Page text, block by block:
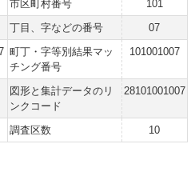
市区町村番号
101
丁目、字などの番号
07
町丁・字等別結果マッ
チング番号
101001007
図形と集計データのリ
ンクコード
28101001007
調査区数 10